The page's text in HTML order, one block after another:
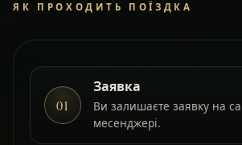
ЯК ПРОХОДИТЬ ПОЇЗДКА
01
Заявка
Ви залишаєте заявку на
месенджері.